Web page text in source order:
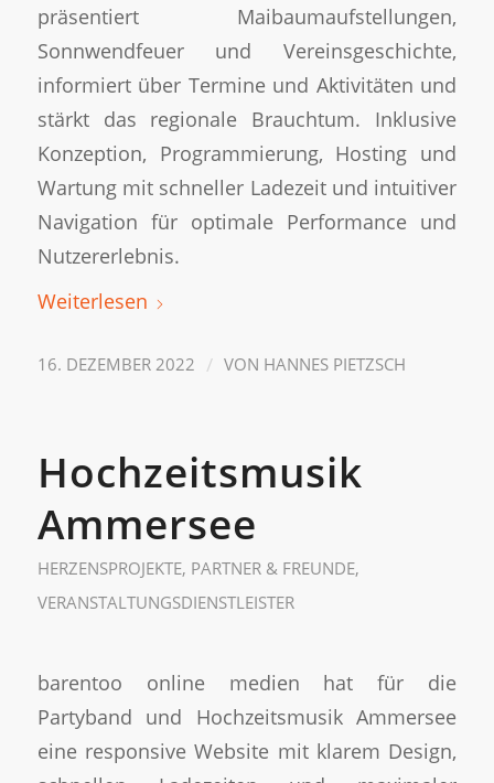
präsentiert Maibaumaufstellungen,
Sonnwendfeuer und Vereinsgeschichte,
informiert über Termine und Aktivitäten und
stärkt das regionale Brauchtum. Inklusive
Konzeption, Programmierung, Hosting und
Wartung mit schneller Ladezeit und intuitiver
Navigation für optimale Performance und
Nutzererlebnis.
Weiterlesen
16. DEZEMBER 2022 / VON HANNES PIETZSCH
Hochzeitsmusik
Ammersee
HERZENSPROJEKTE, PARTNER & FREUNDE,
VERANSTALTUNGSDIENSTLEISTER
barentoo online medien hat für die
Partyband und Hochzeitsmusik Ammersee
eine responsive Website mit klarem Design,